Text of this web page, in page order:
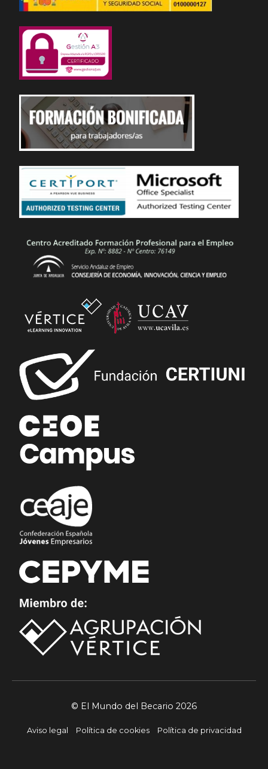
© El Mundo del Becario 2026
Aviso legal Política de cookies Política de privacidad